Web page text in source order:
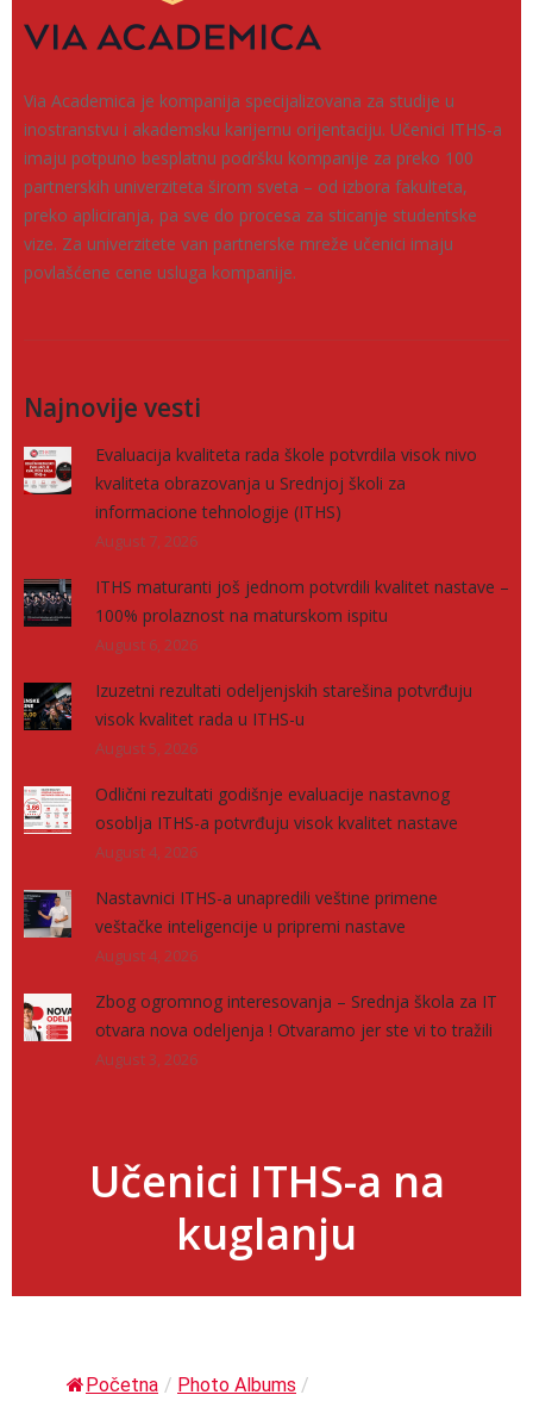
Via Academica je kompanija specijalizovana za studije u
inostranstvu i akademsku karijernu orijentaciju. Učenici ITHS-a
imaju potpuno besplatnu podršku kompanije za preko 100
partnerskih univerziteta širom sveta – od izbora fakulteta,
preko apliciranja, pa sve do procesa za sticanje studentske
vize. Za univerzitete van partnerske mreže učenici imaju
povlašćene cene usluga kompanije.
Najnovije vesti
Evaluacija kvaliteta rada škole potvrdila visok nivo
kvaliteta obrazovanja u Srednjoj školi za
informacione tehnologije (ITHS)
August 7, 2026
ITHS maturanti još jednom potvrdili kvalitet nastave –
100% prolaznost na maturskom ispitu
August 6, 2026
Izuzetni rezultati odeljenjskih starešina potvrđuju
visok kvalitet rada u ITHS-u
August 5, 2026
Odlični rezultati godišnje evaluacije nastavnog
osoblja ITHS-a potvrđuju visok kvalitet nastave
August 4, 2026
Nastavnici ITHS-a unapredili veštine primene
veštačke inteligencije u pripremi nastave
August 4, 2026
Zbog ogromnog interesovanja – Srednja škola za IT
otvara nova odeljenja ! Otvaramo jer ste vi to tražili
August 3, 2026
Učenici ITHS-a na
kuglanju
Početna / Photo Albums /